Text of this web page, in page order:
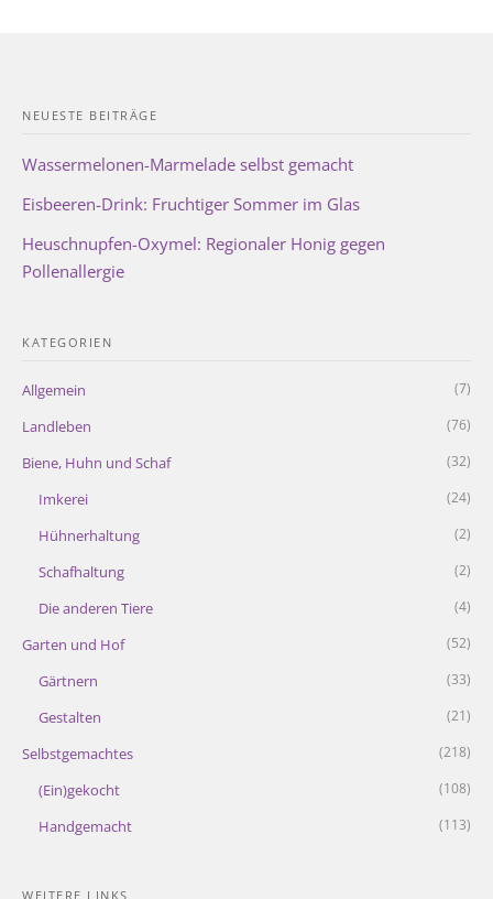
NEUESTE BEITRÄGE
Wassermelonen-Marmelade selbst gemacht
Eisbeeren-Drink: Fruchtiger Sommer im Glas
Heuschnupfen-Oxymel: Regionaler Honig gegen
Pollenallergie
KATEGORIEN
Allgemein (7)
Landleben (76)
Biene, Huhn und Schaf (32)
Imkerei (24)
Hühnerhaltung (2)
Schafhaltung (2)
Die anderen Tiere (4)
Garten und Hof (52)
Gärtnern (33)
Gestalten (21)
Selbstgemachtes (218)
(Ein)gekocht (108)
Handgemacht (113)
WEITERE LINKS